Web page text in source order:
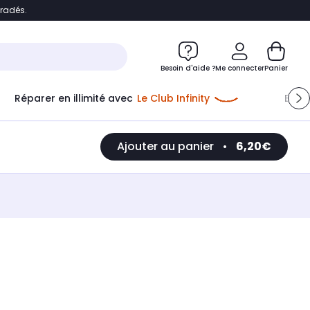
Accéder directement au chatbot
Besoin d'aide ?Me connecterPanier
Réparer en illimité avec Le Club Infinity
Ajouter au panier • 6,20€